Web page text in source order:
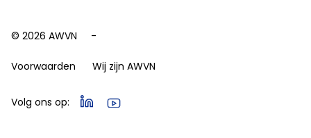
© 2026 AWVN
Voorwaarden Wij zijn AWVN
Volg ons op: